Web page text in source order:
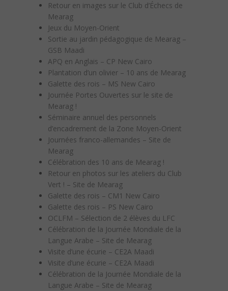
Retour en images sur le Club d’Échecs de
Mearag
Jeux du Moyen-Orient
Sortie au jardin pédagogique de Mearag –
GSB Maadi
APQ en Anglais – CP New Cairo
Plantation d’un olivier – 10 ans de Mearag
Galette des rois – MS New Cairo
Journée Portes Ouvertes sur le site de
Mearag !
Séminaire annuel des personnels
d’encadrement de la Zone Moyen-Orient
Journées franco-allemandes – Site de
Mearag
Célébration des 10 ans de Mearag !
Retour en photos sur les ateliers du Club
Vert ! – Site de Mearag
Galette des rois – CM1 New Cairo
Galette des rois – PS New Cairo
OCLFM – Sélection de 2 élèves du LFC
Célébration de la Journée Mondiale de la
Langue Arabe – Site de Mearag
Visite d’une écurie – CE2A Maadi
Visite d’une écurie – CE2A Maadi
Célébration de la Journée Mondiale de la
Langue Arabe – Site de Mearag